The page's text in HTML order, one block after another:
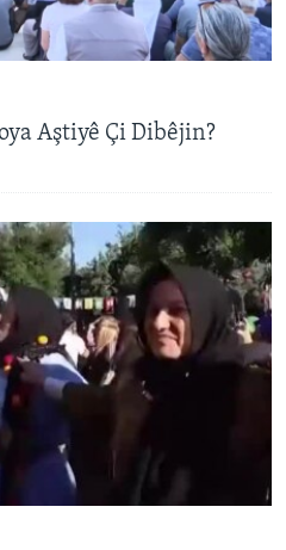
Aştiyê Çi Dibêjin?